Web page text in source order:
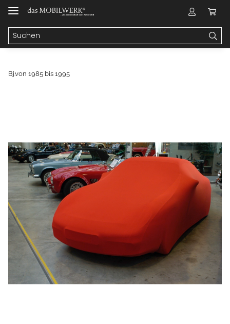
Bj.von 1985 bis 1995